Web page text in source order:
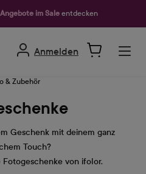
Angebote im Sale entdecken
Anmelden
& Zubehör
Geschenk mit deinem ganz
Touch?
von ifolor.